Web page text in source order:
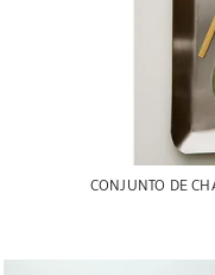
CONJUNTO DE
Imagem alterada para 1 de 7